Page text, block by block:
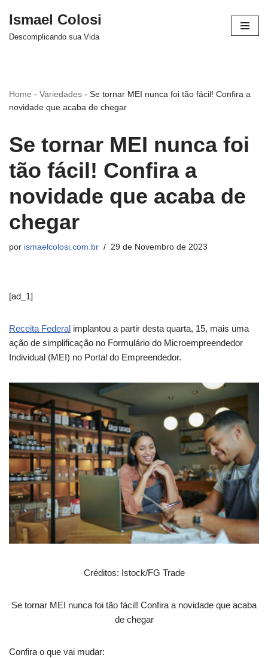
Avançar
Ismael Colosi
Descomplicando sua Vida
Home - Variedades - Se tornar MEI nunca foi tão fácil! Confira a
novidade que acaba de chegar
Se tornar MEI nunca foi
tão fácil! Confira a
novidade que acaba de
chegar
por ismaelcolosi.com.br 29 de Novembro de 2023
[ad_1]
Receita Federal implantou a partir desta quarta, 15, mais uma
ação de simplificação no Formulário do Microempreendedor
Individual (MEI) no Portal do Empreendedor.
Créditos: Istock/FG Trade
Se tornar MEI nunca foi tão fácil! Confira a novidade que acaba
de chegar
Confira o que vai mudar: